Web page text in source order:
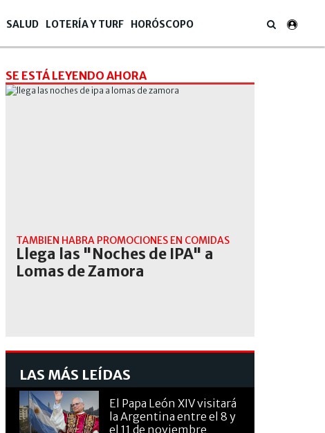
SALUD LOTERÍA Y TURF HORÓSCOPO
SE ESTÁ LEYENDO AHORA
TAMBIEN HABRA PROMOCIONES EN COMIDAS
Llega las "Noches de IPA" a
Lomas de Zamora
LAS MÁS LEÍDAS
El Papa León XIV visitará
la Argentina entre el 8 y
el 11 de noviembre